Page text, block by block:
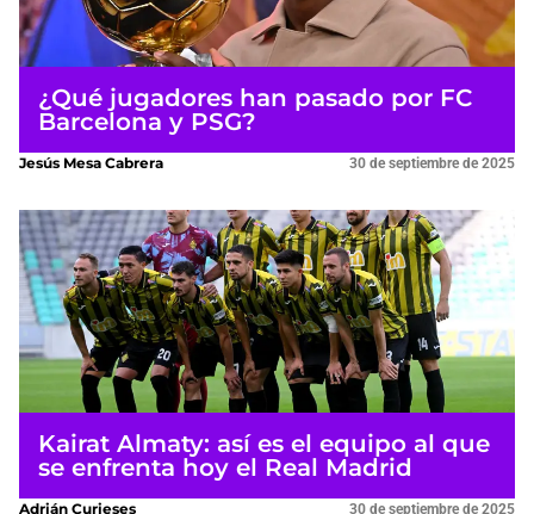
¿Qué jugadores han pasado por FC
Barcelona y PSG?
Jesús Mesa Cabrera 30 de septiembre de 2025
Kairat Almaty: así es el equipo al que
se enfrenta hoy el Real Madrid
Adrián Curieses 30 de septiembre de 2025